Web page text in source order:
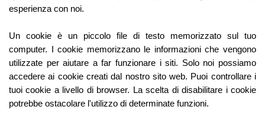
esperienza con noi.
Un cookie è un piccolo file di testo memorizzato sul tuo
computer. I cookie memorizzano le informazioni che vengono
utilizzate per aiutare a far funzionare i siti. Solo noi possiamo
accedere ai cookie creati dal nostro sito web. Puoi controllare i
tuoi cookie a livello di browser. La scelta di disabilitare i cookie
potrebbe ostacolare l'utilizzo di determinate funzioni.